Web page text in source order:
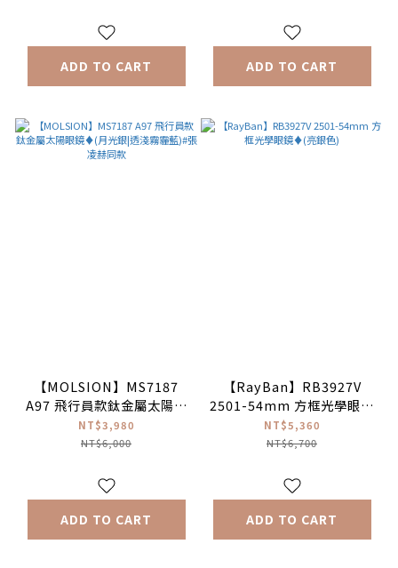
ADD TO CART ADD TO CART
【MOLSION】MS7187
A97 飛行員款鈦金屬太陽眼
鏡♦(月光銀|透淺霧霾藍)#
張凌赫同款
NT$3,980
NT$6,000
ADD TO CART
【RayBan】RB3927V
2501-54mm 方框光學眼鏡
♦(亮銀色)
NT$5,360
NT$6,700
ADD TO CART